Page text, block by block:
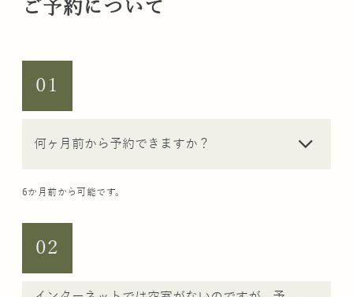
ご予約について
01
何ヶ月前から予約できますか？ arrow_forward_ios
6か月前から可能です。
02